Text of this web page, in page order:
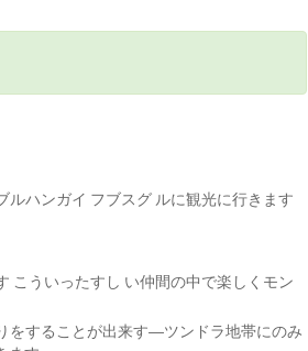
ハンガイ フブスグ ルに観光に行きます
ういったすし い仲間の中で楽しくモン
することが出来す―ツンドラ地帯にのみ